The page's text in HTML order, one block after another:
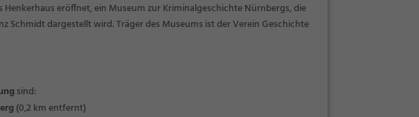
Henkerhaus eröffnet, ein Museum zur Kriminalgeschichte Nürnbergs, die
Schmidt dargestellt wird. Träger des Museums ist der Verein Geschichte
sind:
(0,2 km entfernt)